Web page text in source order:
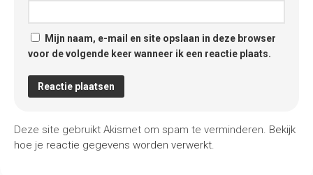
Mijn naam, e-mail en site opslaan in deze browser
voor de volgende keer wanneer ik een reactie plaats.
Deze site gebruikt Akismet om spam te verminderen. Bekijk
hoe je reactie gegevens worden verwerkt.